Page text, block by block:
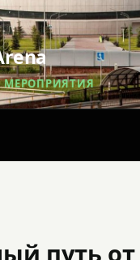
МЕРОПРИЯТИЯ
путь от